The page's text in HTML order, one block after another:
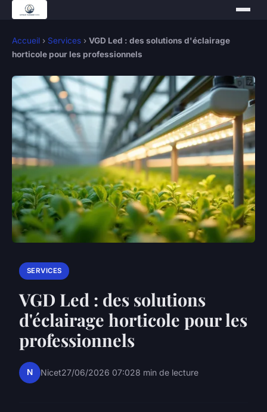
Accueil › Services › VGD Led : des solutions d'éclairage
horticole pour les professionnels
SERVICES
VGD Led : des solutions
d'éclairage horticole pour les
professionnels
N Nicet27/06/2026 07:028 min de lecture